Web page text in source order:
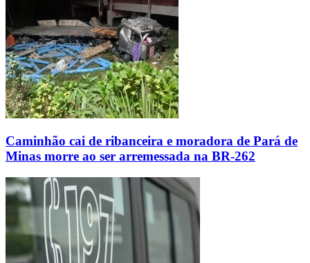
Caminhão cai de ribanceira e moradora de Pará de
Minas morre ao ser arremessada na BR-262